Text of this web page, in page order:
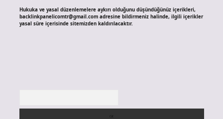
Hukuka ve yasal düzenlemelere aykırı olduğunu düşündüğünüz içerikleri,
backlinkpanelicomtr@gmail.comadresine bildirmeniz halinde, ilgili içerikler
yasal süre içerisinde sitemizden kaldırılacaktır.